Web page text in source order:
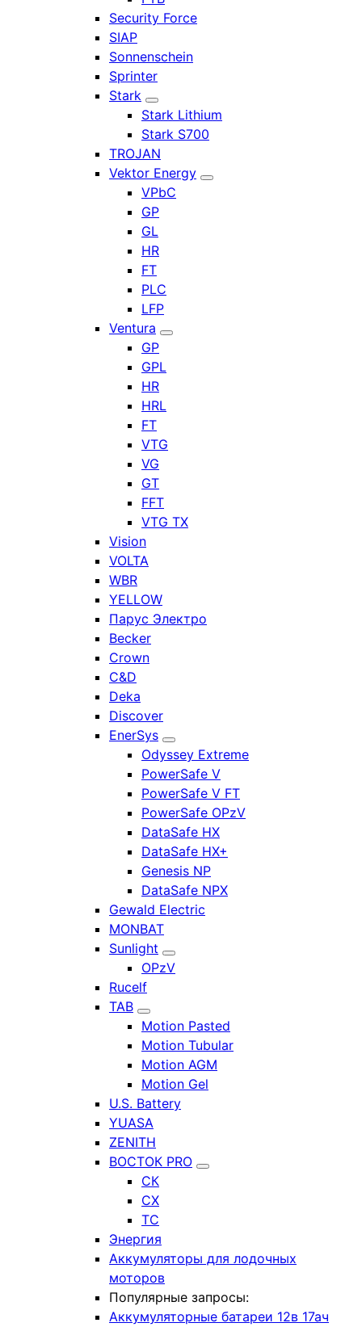
Security Force
SIAP
Sonnenschein
Sprinter
Stark
Stark Lithium
Stark S700
TROJAN
Vektor Energy
VPbC
GP
GL
HR
FT
PLC
LFP
Ventura
GP
GPL
HR
HRL
FT
VTG
VG
GT
FFT
VTG TX
Vision
VOLTA
WBR
YELLOW
Парус Электро
Becker
Crown
C&D
Deka
Discover
EnerSys
Odyssey Extreme
PowerSafe V
PowerSafe V FT
PowerSafe OPzV
DataSafe HX
DataSafe HX+
Genesis NP
DataSafe NPX
Gewald Electric
MONBAT
Sunlight
OPzV
Rucelf
TAB
Motion Pasted
Motion Tubular
Motion AGM
Motion Gel
U.S. Battery
YUASA
ZENITH
ВОСТОК PRO
СК
СХ
ТС
Энергия
Аккумуляторы для лодочных
моторов
Популярные запросы:
Аккумуляторные батареи 12в 17ач